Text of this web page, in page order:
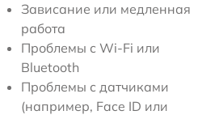
Зависание или медленная
работа
Проблемы с Wi-Fi или
Bluetooth
Проблемы с датчиками
(например, Face ID или